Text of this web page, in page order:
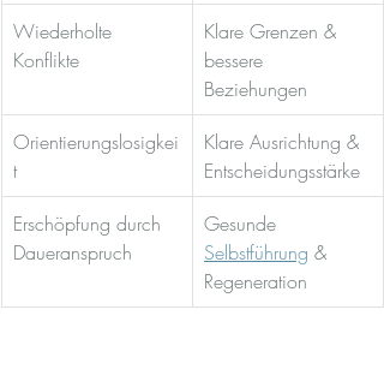
Wiederholte
Konflikte
Klare Grenzen &
bessere
Beziehungen
Orientierungslosigkei
t
Klare Ausrichtung &
Entscheidungsstärke
Erschöpfung durch
Daueranspruch
Gesunde
Selbstführung &
Regeneration